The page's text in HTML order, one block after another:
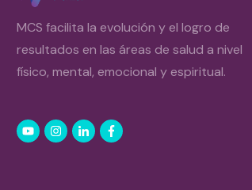
MCS facilita la evolución y el logro de
resultados en las áreas de salud a nivel
físico, mental, emocional y espiritual.